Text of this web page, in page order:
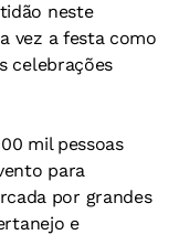
neste
vez a festa como
celebrações
mil pessoas
para
por grandes
e